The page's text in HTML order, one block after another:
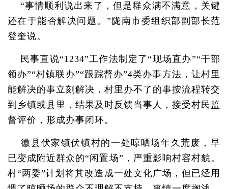
“事情顺利说出来了，但是群众满不满意，关键
还在于能否解决问题。”陇南市委组织部副部长范
登奎说。
民事直说“1234”工作法制定了“现场直办”“干部
领办”“村镇联办”“跟踪督办”4类办事方法，让村里
能解决的事立刻解决，村里办不了的事按流程转交
到乡镇或县里，结果及时反馈当事人，接受村民监
督评价，形成办事闭环。
徽县伏家镇伏镇村的一处晾晒场年久荒废，早
已变成附近群众的“闲置场”，严重影响村容村貌。
村“两委”计划将其改造成一处文化广场，但已经用